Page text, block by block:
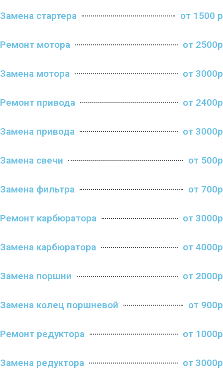
Замена стартера от 1500 р
Ремонт мотора от 2500р
Замена мотора от 3000р
Ремонт привода от 2400р
Замена привода от 3000р
Замена свечи от 500р
Замена фильтра от 700р
Ремонт карбюратора от 3000р
Замена карбюратора от 4000р
Замена поршни от 2000р
Замена колец поршневой от 900р
Ремонт редуктора от 1000р
Замена редуктора от 3000р